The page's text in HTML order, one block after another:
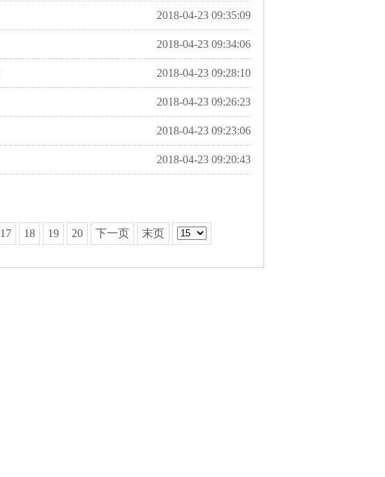
2018-04-23 09:35:09
2018-04-23 09:34:06
2018-04-23 09:28:10
2018-04-23 09:26:23
2018-04-23 09:23:06
2018-04-23 09:20:43
17 18 19 20 下一页 末页